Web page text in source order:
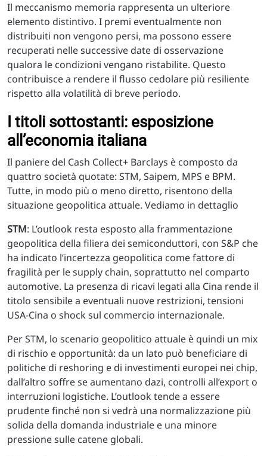
Il meccanismo memoria rappresenta un ulteriore
elemento distintivo. I premi eventualmente non
distribuiti non vengono persi, ma possono essere
recuperati nelle successive date di osservazione
qualora le condizioni vengano ristabilite. Questo
contribuisce a rendere il flusso cedolare più resiliente
rispetto alla volatilità di breve periodo.
I titoli sottostanti: esposizione
all’economia italiana
Il paniere del Cash Collect+ Barclays è composto da
quattro società quotate: STM, Saipem, MPS e BPM.
Tutte, in modo più o meno diretto, risentono della
situazione geopolitica attuale. Vediamo in dettaglio
STM: L’outlook resta esposto alla frammentazione
geopolitica della filiera dei semiconduttori, con S&P che
ha indicato l’incertezza geopolitica come fattore di
fragilità per le supply chain, soprattutto nel comparto
automotive. La presenza di ricavi legati alla Cina rende il
titolo sensibile a eventuali nuove restrizioni, tensioni
USA-Cina o shock sul commercio internazionale.
Per STM, lo scenario geopolitico attuale è quindi un mix
di rischio e opportunità: da un lato può beneficiare di
politiche di reshoring e di investimenti europei nei chip,
dall’altro soffre se aumentano dazi, controlli all’export o
interruzioni logistiche. L’outlook tende a essere
prudente finché non si vedrà una normalizzazione più
solida della domanda industriale e una minore
pressione sulle catene globali.